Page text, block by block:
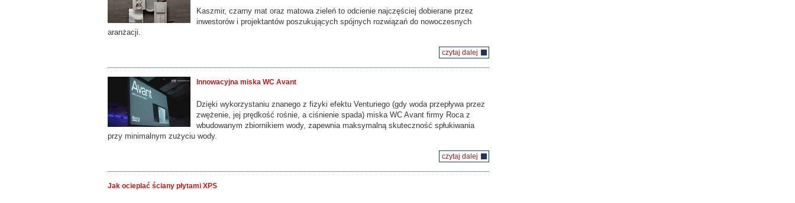
Kaszmir, czarny mat oraz matowa zieleń to odcienie najczęściej dobierane przez
inwestorów i projektantów poszukujących spójnych rozwiązań do nowoczesnych
aranżacji.
czytaj dalej
Innowacyjna miska WC Avant
Dzięki wykorzystaniu znanego z fizyki efektu Venturiego (gdy woda przepływa przez
zwężenie, jej prędkość rośnie, a ciśnienie spada) miska WC Avant firmy Roca z
wbudowanym zbiornikiem wody, zapewnia maksymalną skuteczność spłukiwania
przy minimalnym zużyciu wody.
czytaj dalej
Jak ocieplać ściany płytami XPS